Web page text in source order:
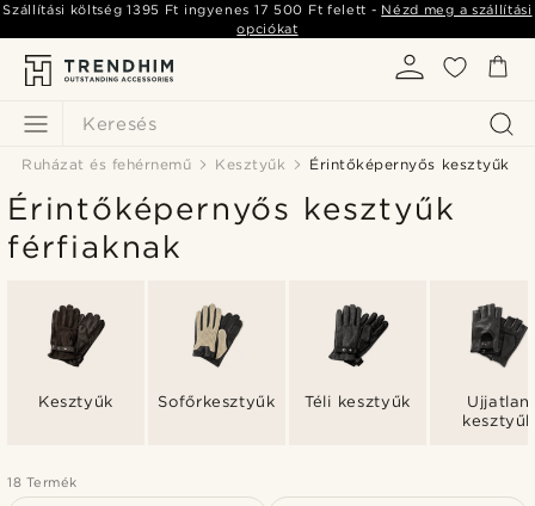
Keresés
Szállítási költség1395 Ft ingyenes 17 500 Ft felett - Nézd meg a szállítási
opciókat
Ruházat és fehérnemű Kesztyűk Érintőképernyős kesztyűk
Érintőképernyős kesztyűk
férfiaknak
Kesztyűk Sofőrkesztyűk Téli kesztyűk
Ujjatlan
kesztyűk
18 Termék